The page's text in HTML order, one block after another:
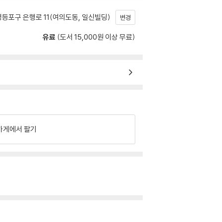
포구 은행로 11(여의도동, 일신빌딩) 변경
유료 (도서 15,000원 이상 무료)
게에서 팔기